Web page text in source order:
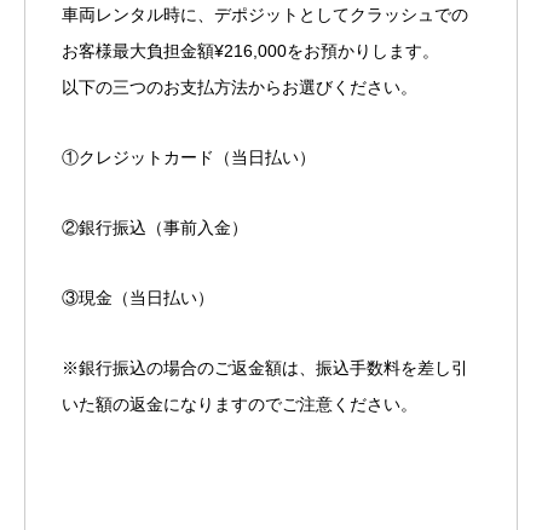
車両レンタル時に、デポジットとしてクラッシュでの
お客様最大負担金額¥216,000をお預かりします。
以下の三つのお支払方法からお選びください。
①クレジットカード（当日払い）
②銀行振込（事前入金）
③現金（当日払い）
※銀行振込の場合のご返金額は、振込手数料を差し引
いた額の返金になりますのでご注意ください。